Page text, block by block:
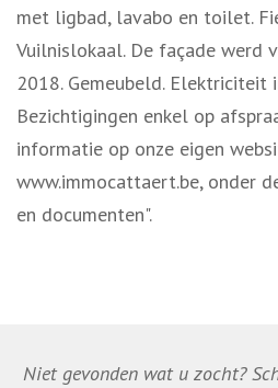
met ligbad, lavabo en toilet.
Vuilnislokaal. De façade werd
2018. Gemeubeld. Elektriciteit
Bezichtigingen enkel op
informatie op onze eigen
www.immocattaert.be, onder
en documenten".
Niet gevonden wat u zocht?